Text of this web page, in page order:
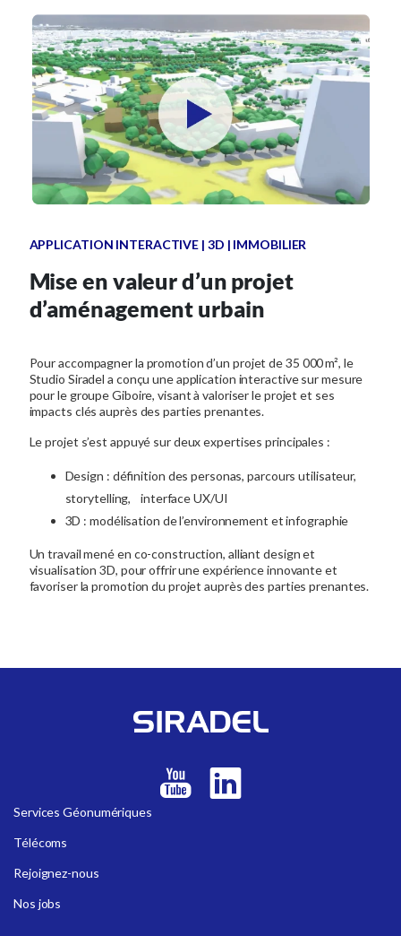
APPLICATION INTERACTIVE | 3D | IMMOBILIER
Mise en valeur d’un projet
d’aménagement urbain
Pour accompagner la promotion d’un projet de 35 000 m², le
Studio Siradel a conçu une application interactive sur mesure
pour le groupe Giboire, visant à valoriser le projet et ses
impacts clés auprès des parties prenantes.
Le projet s’est appuyé sur deux expertises principales :
Design : définition des personas, parcours utilisateur,
storytelling, interface UX/UI
3D : modélisation de l’environnement et infographie
Un travail mené en co-construction, alliant design et
visualisation 3D, pour offrir une expérience innovante et
favoriser la promotion du projet auprès des parties prenantes.
Services Géonumériques
Télécoms
Rejoignez-nous
Nos jobs